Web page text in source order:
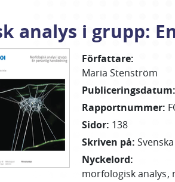
analys i grupp:
Författare:
Maria Stenström
Publiceringsdatum:
Rapportnummer:
Sidor: 138
Skriven på: Svenska
Nyckelord:
morfologisk analys